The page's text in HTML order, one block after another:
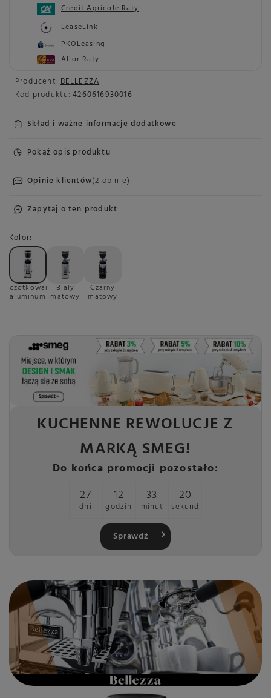
Producent: BELLEZZA
Kod produktu: 4260616930016
Skład i ważne informacje dodatkowe
Pokaż opis produktu
Opinie klientów(2 opinie)
Zapytaj o ten produkt
Kolor
Szczotkowane
aluminum
Biały
matowy
Czarny
matowy
Credit Agricole Raty
LeaseLink
PKOLeasing
Alior Raty
KUCHENNE REWOLUCJE Z
MARKĄ SMEG!
Do końca promocji pozostało:
27
dni
12
godzin
33
minut
19
sekund
Sprawdź